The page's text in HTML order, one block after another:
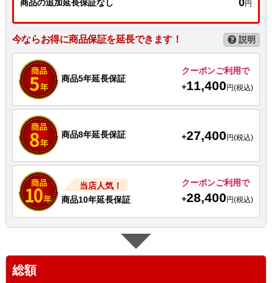
商品の追加延長保証なし 円
今ならお得に商品保証を延長できます！ 説明
商品5年延長保証
クーポンご利用で
+11,400円(税込)
商品8年延長保証 +27,400 円(税込)
当店人気！
商品10年延長保証
クーポンご利用で
+28,400円(税込)
総額